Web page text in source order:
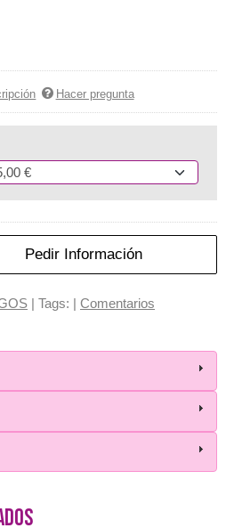
Hacer pregunta
Pedir Información
| Tags: | Comentarios